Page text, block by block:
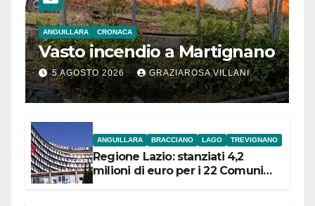
ANGUILLARA CRONACA
Vasto incendio a Martignano
5 AGOSTO 2026 GRAZIAROSA VILLANI
ANGUILLARA BRACCIANO LAGO TREVIGNANO
Regione Lazio: stanziati 4,2
milioni di euro per i 22 Comuni